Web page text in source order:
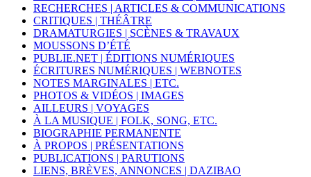
RECHERCHES | ARTICLES & COMMUNICATIONS
CRITIQUES | THÉÂTRE
DRAMATURGIES | SCÈNES & TRAVAUX
MOUSSONS D’ÉTÉ
PUBLIE.NET | ÉDITIONS NUMÉRIQUES
ÉCRITURES NUMÉRIQUES | WEBNOTES
NOTES MARGINALES | ETC.
PHOTOS & VIDÉOS | IMAGES
AILLEURS | VOYAGES
À LA MUSIQUE | FOLK, SONG, ETC.
BIOGRAPHIE PERMANENTE
À PROPOS | PRÉSENTATIONS
PUBLICATIONS | PARUTIONS
LIENS, BRÈVES, ANNONCES | DAZIBAO